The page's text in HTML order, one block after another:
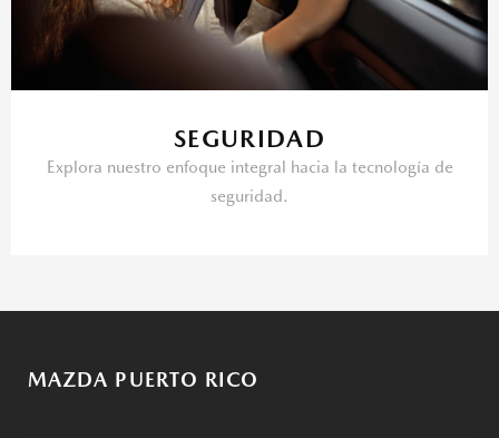
SEGURIDAD
Explora nuestro enfoque integral hacia la tecnología de
seguridad.
MAZDA PUERTO RICO